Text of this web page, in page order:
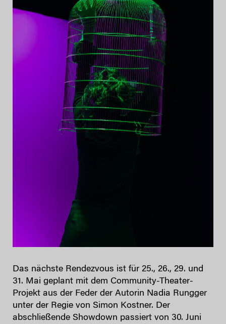
Das nächste Rendezvous ist für 25., 26., 29. und
31. Mai geplant mit dem Community-Theater-
Projekt aus der Feder der Autorin Nadia Rungger
unter der Regie von Simon Kostner. Der
abschließende Showdown passiert von 30. Juni